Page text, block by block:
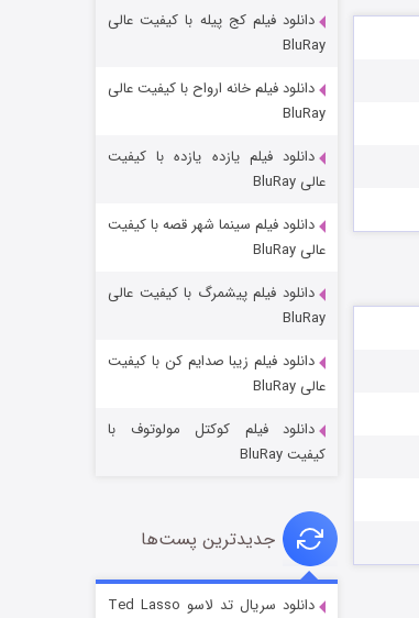
خاندان اژدها فصل ۳
جادوگری در مغولستان
دانلود فیلم کج‌ پیله با کیفیت عالی
BluRay
دانلود فیلم خانه ارواح با کیفیت عالی
BluRay
دانلود فیلم یازده یازده با کیفیت
عالی BluRay
دانلود فیلم سینما شهر قصه با کیفیت
عالی BluRay
دانلود فیلم پیشمرگ با کیفیت عالی
BluRay
دانلود فیلم زیبا صدایم کن با کیفیت
عالی BluRay
دانلود فیلم کوکتل مولوتوف با
کیفیت BluRay
جدیدترین پست‌ها
دانلود سریال تد لاسو Ted Lasso